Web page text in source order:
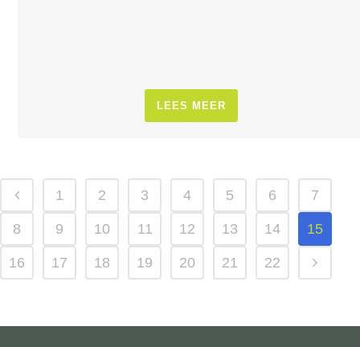
LEES MEER
1 2 3 4 5 6 7
8 9 10 11 12 13 14 15
16 17 18 19 20 21 22